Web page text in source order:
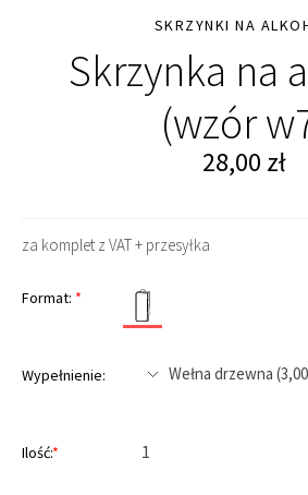
SKRZYNKI NA
Skrzynka na
(wzór
28,00 zł
za komplet z VAT + przesyłka
Format: *
Wypełnienie:
Ilość:*